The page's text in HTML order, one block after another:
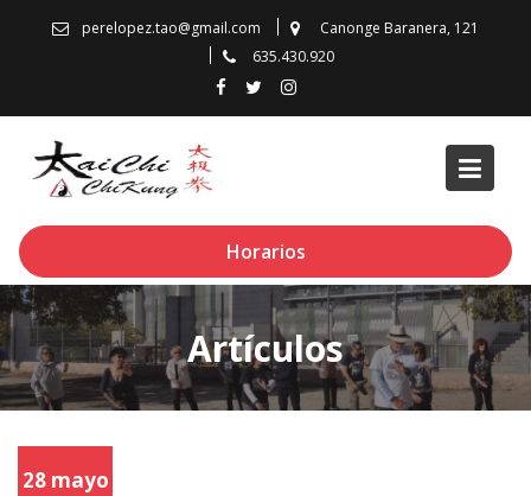
perelopez.tao@gmail.com
Canonge Baranera, 121
635.430.920
Horarios
Artículos
28 mayo